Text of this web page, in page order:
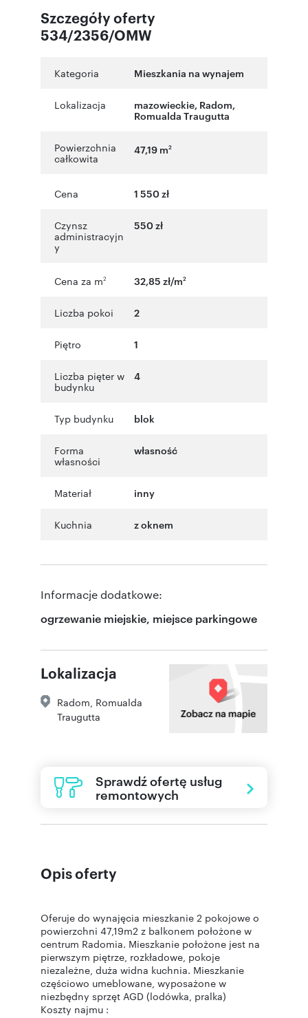
Szczegóły oferty
534/2356/OMW
Kategoria Mieszkania na wynajem
Lokalizacja mazowieckie, Radom,
Romualda Traugutta
Powierzchnia
całkowita
47,19 m2
Cena 1 550 zł
Czynsz
administracyjn
y
550 zł
Cena za m2 32,85 zł/m2
Liczba pokoi 2
Piętro 1
Liczba pięter w
budynku
4
Typ budynku blok
Forma
własności
własność
Materiał inny
Kuchnia z oknem
Informacje dodatkowe:
ogrzewanie miejskie, miejsce parkingowe
Lokalizacja
Radom Romualda
Traugutta
Sprawdź ofertę usług
remontowych
Opis oferty
Oferuje do wynajęcia mieszkanie 2 pokojowe o
powierzchni 47,19m2 z balkonem położone w
centrum Radomia. Mieszkanie położone jest na
pierwszym piętrze, rozkładowe, pokoje
niezależne, duża widna kuchnia. Mieszkanie
częściowo umeblowane, wyposażone w
niezbędny sprzęt AGD (lodówka, pralka)
Koszty najmu :